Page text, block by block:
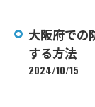
大阪府での
する方法
2024/10/15